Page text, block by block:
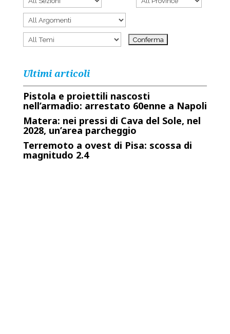
Ultimi articoli
Pistola e proiettili nascosti
nell’armadio: arrestato 60enne a Napoli
Matera: nei pressi di Cava del Sole, nel
2028, un’area parcheggio
Terremoto a ovest di Pisa: scossa di
magnitudo 2.4